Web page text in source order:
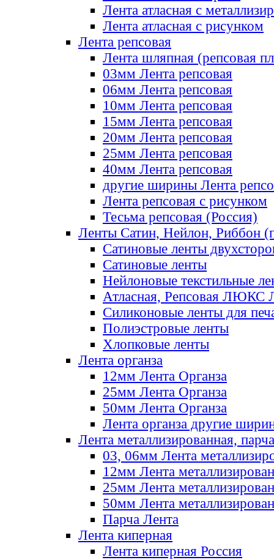
Лента атласная с
Лента атласная с рисунком
Лента репсовая
Лента шляпная (репсовая
03мм Лента репсовая
06мм Лента репсовая
10мм Лента репсовая
15мм Лента репсовая
20мм Лента репсовая
25мм Лента репсовая
40мм Лента репсовая
другие ширины Лента
Лента репсовая с рисунком
Тесьма репсовая (Россия)
Ленты Сатин, Нейлон, Риббон
Сатиновые ленты
Сатиновые ленты
Нейлоновые текстильные
Атласная, Репсовая ЛЮКС
Силиконовые ленты для
Полиэстровые ленты
Хлопковые ленты
Лента органза
12мм Лента Органза
25мм Лента Органза
50мм Лента Органза
Лента органза другие
Лента металлизированная, парча
03, 06мм Лента
12мм Лента
25мм Лента
50мм Лента
Парча Лента
Лента киперная
Лента киперная Россия